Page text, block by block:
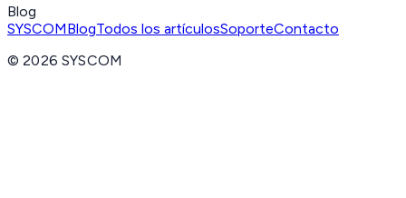
Blog
SYSCOMBlogTodos los artículosSoporteContacto
©2026 SYSCOM